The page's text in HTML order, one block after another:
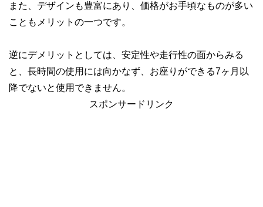
また、デザインも豊富にあり、価格がお手頃なものが多い
こともメリットの一つです。
逆にデメリットとしては、安定性や走行性の面からみる
と、長時間の使用には向かなず、お座りができる7ヶ月以
降でないと使用できません。
スポンサードリンク